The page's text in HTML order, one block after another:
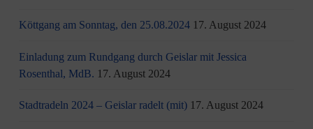
Köttgang am Sonntag, den 25.08.2024 17. August 2024
Einladung zum Rundgang durch Geislar mit Jessica
Rosenthal, MdB. 17. August 2024
Stadtradeln 2024 – Geislar radelt (mit) 17. August 2024